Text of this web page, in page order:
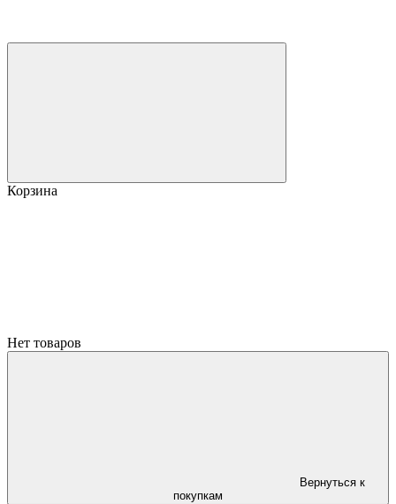
Корзина
Нет товаров
Вернуться к
покупкам